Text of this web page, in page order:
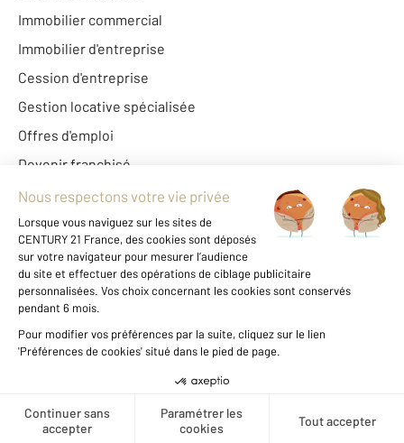
Immobilier commercial
Immobilier d'entreprise
Cession d'entreprise
Gestion locative spécialisée
Offres d'emploi
Devenir franchisé
Century 21 France
Fine Homes & Estates
À propos de CENTURY 21
International
Nous contacter
Mentions légales & CGU
Gestionnaire des cookies